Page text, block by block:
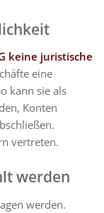
keine juristische
eine
kann sie als
Konten
vertreten.
werden
werden.